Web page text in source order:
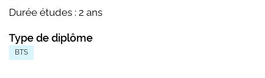
Durée études : 2 ans
Type de diplôme
BTS